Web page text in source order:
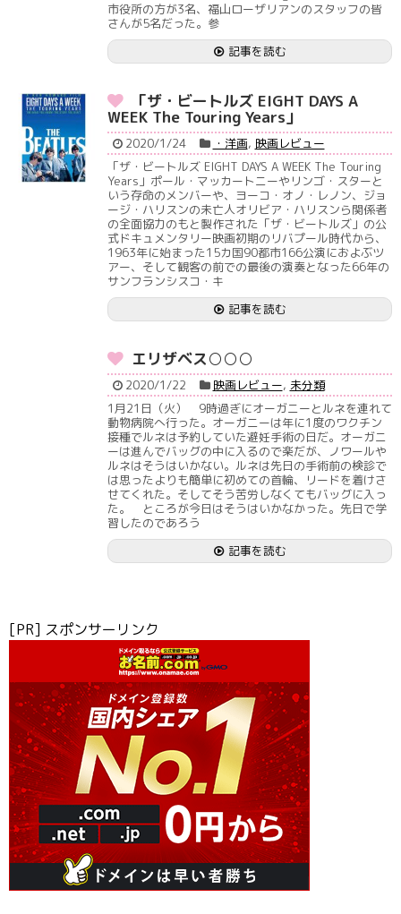
市役所の方が3名、福山ローザリアンのスタッフの皆
さんが5名だった。参
記事を読む
「ザ・ビートルズ EIGHT DAYS A
WEEK The Touring Years」
2020/1/24 ・洋画, 映画レビュー
「ザ・ビートルズ EIGHT DAYS A WEEK The Touring
Years」ポール・マッカートニーやリンゴ・スターと
いう存命のメンバーや、ヨーコ・オノ・レノン、ジョ
ージ・ハリスンの未亡人オリビア・ハリスンら関係者
の全面協力のもと製作された「ザ・ビートルズ」の公
式ドキュメンタリー映画初期のリバプール時代から、
1963年に始まった15カ国90都市166公演におよぶツ
アー、そして観客の前での最後の演奏となった66年の
サンフランシスコ・キ
記事を読む
エリザベス○○○
2020/1/22 映画レビュー, 未分類
1月21日（火） 9時過ぎにオーガニーとルネを連れて
動物病院へ行った。オーガニーは年に1度のワクチン
接種でルネは予約していた避妊手術の日だ。オーガニ
ーは進んでバッグの中に入るので楽だが、ノワールや
ルネはそうはいかない。ルネは先日の手術前の検診で
は思ったよりも簡単に初めての首輪、リードを着けさ
せてくれた。そしてそう苦労しなくてもバッグに入っ
た。 ところが今日はそうはいかなかった。先日で学
習したのであろう
記事を読む
[PR] スポンサーリンク